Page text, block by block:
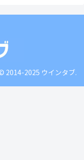
2014-2025 ウインタブ.